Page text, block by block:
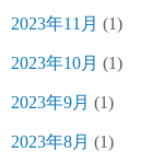
2023年11月 (1)
2023年10月 (1)
2023年9月 (1)
2023年8月 (1)